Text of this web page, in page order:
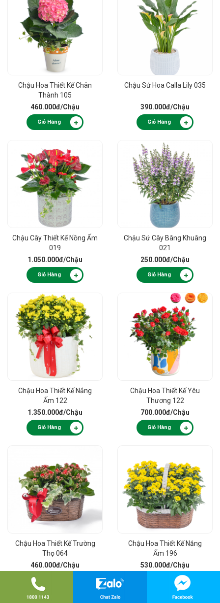
Chậu Hoa Thiết Kế Chân
Thành 105
460.000đ/Chậu
Giỏ Hàng
Chậu Sứ Hoa Calla Lily 035
390.000đ/Chậu
Giỏ Hàng
Chậu Cây Thiết Kế Nồng Ấm
019
1.050.000đ/Chậu
Giỏ Hàng
Chậu Sứ Cây Bâng Khuâng
021
250.000đ/Chậu
Giỏ Hàng
Chậu Hoa Thiết Kế Nắng
Ấm 122
1.350.000đ/Chậu
Giỏ Hàng
Chậu Hoa Thiết Kế Yêu
Thương 122
700.000đ/Chậu
Giỏ Hàng
Chậu Hoa Thiết Kế Trường
Thọ 064
460.000đ/Chậu
Chậu Hoa Thiết Kế Nắng
Ấm 196
530.000đ/Chậu